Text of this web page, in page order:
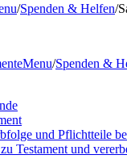
/Spenden & Helfen/
Menu/Spenden &
und Pflichtteile
Testament und